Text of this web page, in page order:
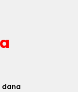
dana